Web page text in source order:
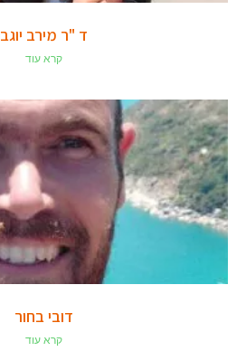
ד "ר מירב יוגב
קרא עוד
דובי בחור
קרא עוד